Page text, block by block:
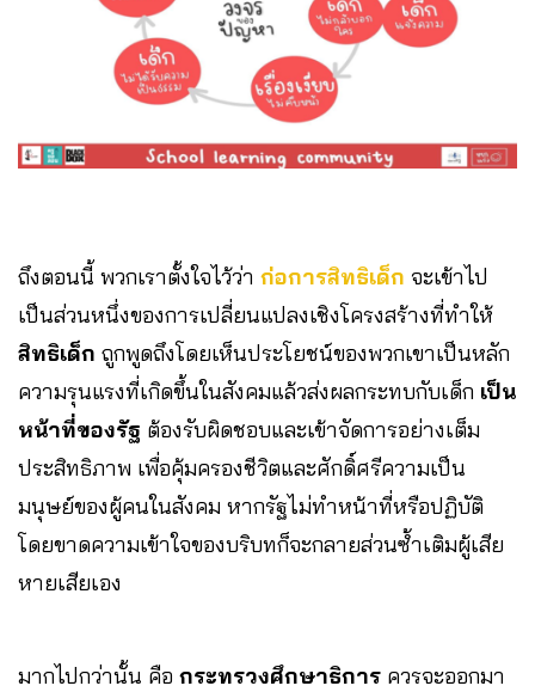
ถึงตอนนี้ พวกเราตั้งใจไว้ว่า ก่อการสิทธิเด็ก จะเข้าไป
เป็นส่วนหนึ่งของการเปลี่ยนแปลงเชิงโครงสร้างที่ทำให้
สิทธิเด็ก ถูกพูดถึงโดยเห็นประโยชน์ของพวกเขาเป็นหลัก
ความรุนแรงที่เกิดขึ้นในสังคมแล้วส่งผลกระทบกับเด็ก เป็น
หน้าที่ของรัฐ ต้องรับผิดชอบและเข้าจัดการอย่างเต็ม
ประสิทธิภาพ เพื่อคุ้มครองชีวิตและศักดิ์ศรีความเป็น
มนุษย์ของผู้คนในสังคม หากรัฐไม่ทำหน้าที่หรือปฏิบัติ
โดยขาดความเข้าใจของบริบทก็จะกลายส่วนซ้ำเติมผู้เสีย
หายเสียเอง
มากไปกว่านั้น คือ กระทรวงศึกษาธิการ ควรจะออกมา